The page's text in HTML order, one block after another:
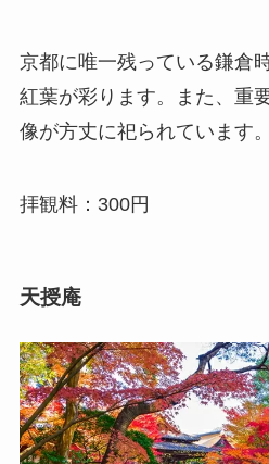
京都に唯一残っている鎌倉
紅葉が彩ります。また、重
像が方丈に祀られています。
拝観料：300円
天授庵